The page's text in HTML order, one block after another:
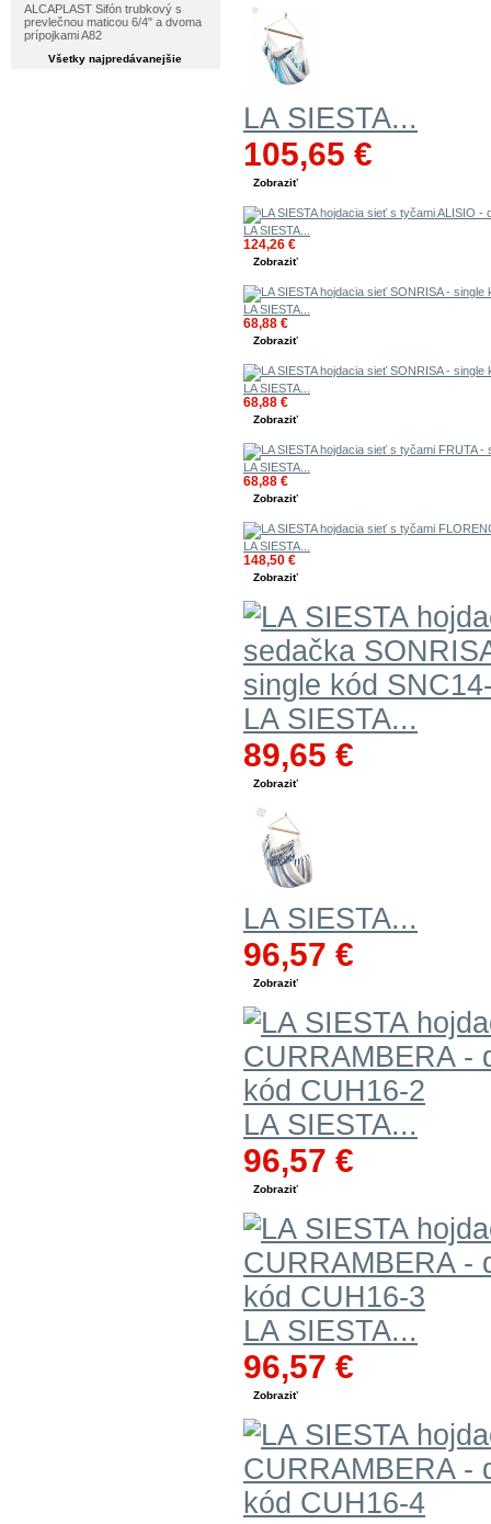
ALCAPLAST Sifón trubkový s
prevlečnou maticou 6/4" a dvoma
prípojkami A82
Všetky najpredávanejšie
LA SIESTA...
105,65 €
Zobraziť
LA SIESTA...
124,26 €
Zobraziť
LA SIESTA...
68,88 €
Zobraziť
LA SIESTA...
68,88 €
Zobraziť
LA SIESTA...
68,88 €
Zobraziť
LA SIESTA...
148,50 €
Zobraziť
LA SIESTA...
89,65 €
Zobraziť
LA SIESTA...
96,57 €
Zobraziť
LA SIESTA...
96,57 €
Zobraziť
LA SIESTA...
96,57 €
Zobraziť